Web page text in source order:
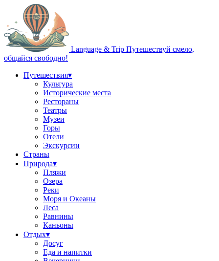
Language & Trip Путешествуй смело,
общайся свободно!
Путешествия▾
Культура
Исторические места
Рестораны
Театры
Музеи
Горы
Отели
Экскурсии
Страны
Природа▾
Пляжи
Озера
Реки
Моря и Океаны
Леса
Равнины
Каньоны
Отдых▾
Досуг
Еда и напитки